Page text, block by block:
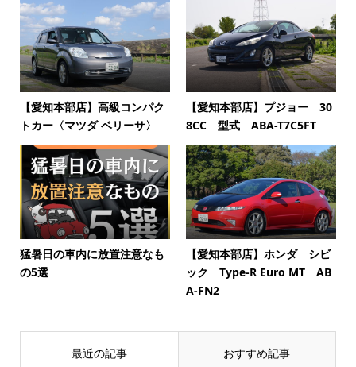
【愛知本部店】高級コンパク
トカー〈マツダ ベリーサ〉
【愛知本部店】プジョー 30
8CC 型式 ABA-T7C5FT
猛暑日の車内に放置注意なも
の5選
【愛知本部店】ホンダ シビ
ック Type-R Euro MT AB
A-FN2
最近の記事 おすすめ記事